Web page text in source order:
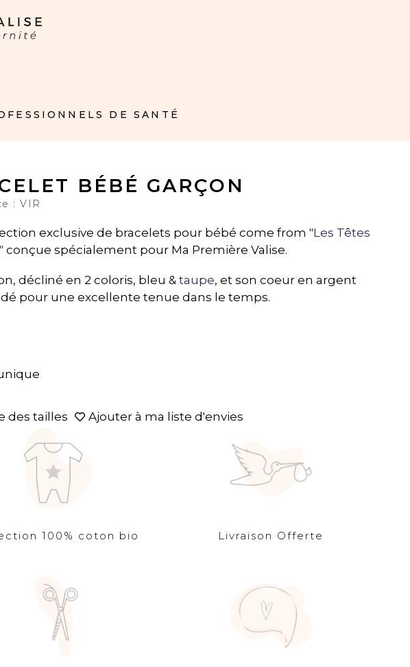
DE SANTÉ
BÉBÉ GARÇON
: VIR
exclusive de bracelets pour bébé come from "Les Têtes
conçue spécialement pour Ma Première Valise.
décliné en 2 coloris, bleu & taupe, et son coeur en argent
pour une excellente tenue dans le temps.
des tailles Ajouter à ma liste d'envies
100% coton bio Livraison Offerte